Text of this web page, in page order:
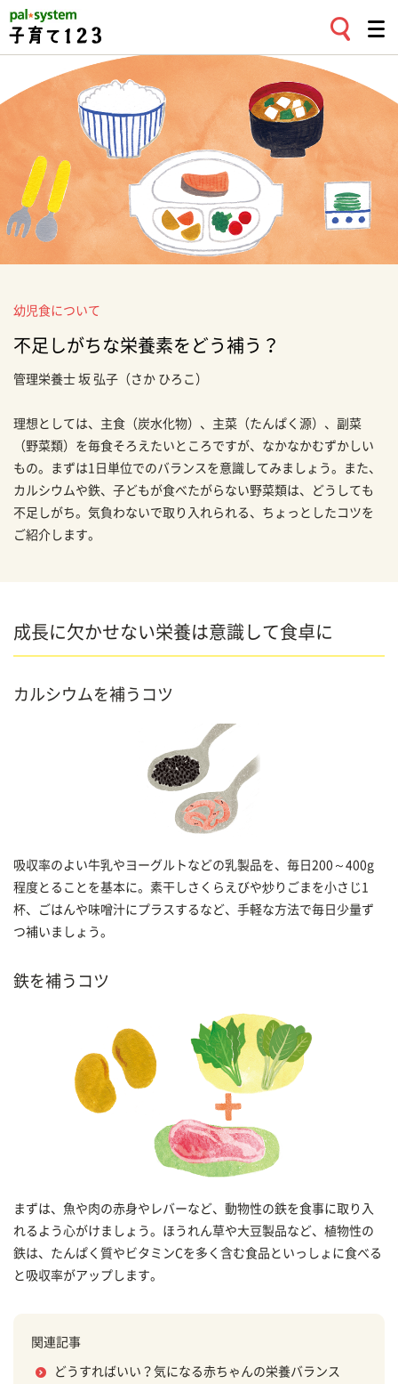
幼児食について
不足しがちな栄養素をどう補う？
管理栄養士 坂 弘子 （さか ひろこ）
理想としては、主食（炭水化物）、主菜（たんぱく源）、副菜
（野菜類）を毎食そろえたいところですが、なかなかむずかしい
もの。まずは1日単位でのバランスを意識してみましょう。また、
カルシウムや鉄、子どもが食べたがらない野菜類は、どうしても
不足しがち。気負わないで取り入れられる、ちょっとしたコツを
ご紹介します。
成長に欠かせない栄養は意識して食卓に
カルシウムを補うコツ
吸収率のよい牛乳やヨーグルトなどの乳製品を、毎日200～400g
程度とることを基本に。素干しさくらえびや炒りごまを小さじ1
杯、ごはんや味噌汁にプラスするなど、手軽な方法で毎日少量ず
つ補いましょう。
鉄を補うコツ
まずは、魚や肉の赤身やレバーなど、動物性の鉄を食事に取り入
れるよう心がけましょう。ほうれん草や大豆製品など、植物性の
鉄は、たんぱく質やビタミンCを多く含む食品といっしょに食べる
と吸収率がアップします。
関連記事
どうすればいい？気になる赤ちゃんの栄養バランス